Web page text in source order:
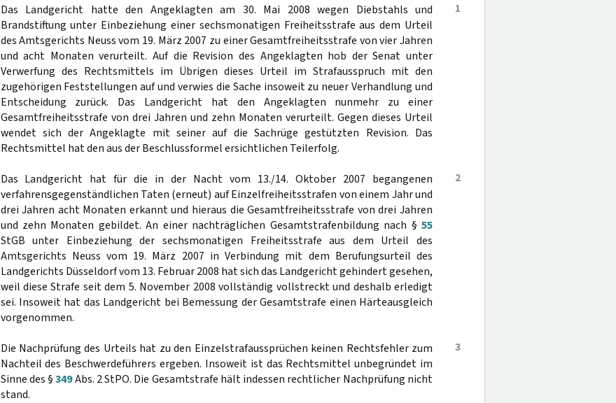
1
Das Landgericht hatte den Angeklagten am 30. Mai 2008 wegen Diebstahls und
Brandstiftung unter Einbeziehung einer sechsmonatigen Freiheitsstrafe aus dem Urteil
des Amtsgerichts Neuss vom 19. März 2007 zu einer Gesamtfreiheitsstrafe von vier Jahren
und acht Monaten verurteilt. Auf die Revision des Angeklagten hob der Senat unter
Verwerfung des Rechtsmittels im Übrigen dieses Urteil im Strafausspruch mit den
zugehörigen Feststellungen auf und verwies die Sache insoweit zu neuer Verhandlung und
Entscheidung zurück. Das Landgericht hat den Angeklagten nunmehr zu einer
Gesamtfreiheitsstrafe von drei Jahren und zehn Monaten verurteilt. Gegen dieses Urteil
wendet sich der Angeklagte mit seiner auf die Sachrüge gestützten Revision. Das
Rechtsmittel hat den aus der Beschlussformel ersichtlichen Teilerfolg.
2
Das Landgericht hat für die in der Nacht vom 13./14. Oktober 2007 begangenen
verfahrensgegenständlichen Taten (erneut) auf Einzelfreiheitsstrafen von einem Jahr und
drei Jahren acht Monaten erkannt und hieraus die Gesamtfreiheitsstrafe von drei Jahren
und zehn Monaten gebildet. An einer nachträglichen Gesamtstrafenbildung nach § 55
StGB unter Einbeziehung der sechsmonatigen Freiheitsstrafe aus dem Urteil des
Amtsgerichts Neuss vom 19. März 2007 in Verbindung mit dem Berufungsurteil des
Landgerichts Düsseldorf vom 13. Februar 2008 hat sich das Landgericht gehindert gesehen,
weil diese Strafe seit dem 5. November 2008 vollständig vollstreckt und deshalb erledigt
sei. Insoweit hat das Landgericht bei Bemessung der Gesamtstrafe einen Härteausgleich
vorgenommen.
3
Die Nachprüfung des Urteils hat zu den Einzelstrafaussprüchen keinen Rechtsfehler zum
Nachteil des Beschwerdeführers ergeben. Insoweit ist das Rechtsmittel unbegründet im
Sinne des §349Abs. 2 StPO. Die Gesamtstrafe hält indessen rechtlicher Nachprüfung nicht
stand.